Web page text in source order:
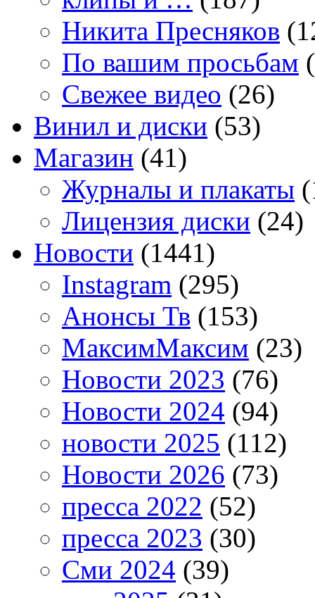
Никита Пресняков
По вашим просьбам
Свежее видео (26)
Винил и диски (53)
Магазин (41)
Журналы и плакаты
Лицензия диски (24)
Новости (1441)
Instagram (295)
Анонсы Тв (153)
МаксимМаксим (23)
Новости 2023 (76)
Новости 2024 (94)
новости 2025 (112)
Новости 2026 (73)
пресса 2022 (52)
пресса 2023 (30)
Сми 2024 (39)